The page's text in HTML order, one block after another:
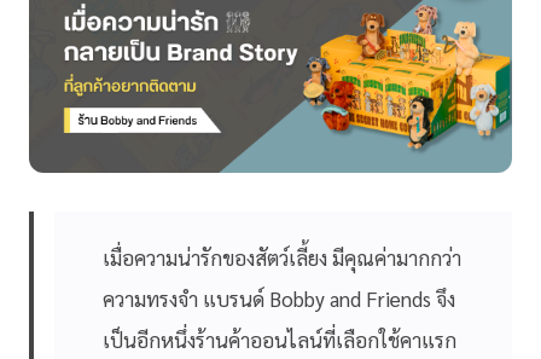
เมื่อความน่ารักของสัตว์เลี้ยง มีคุณค่ามากกว่า
ความทรงจำ แบรนด์ Bobby and Friends จึง
เป็นอีกหนึ่งร้านค้าออนไลน์ที่เลือกใช้คาแรก